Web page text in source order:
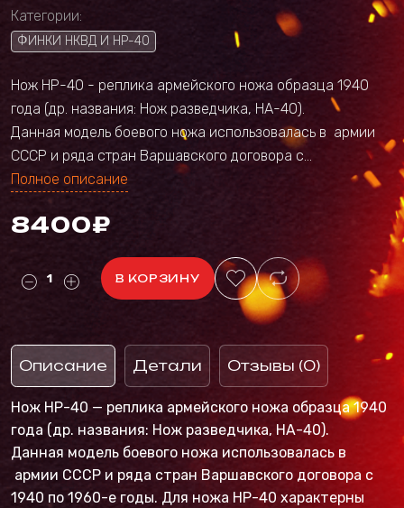
Категории:
ФИНКИ НКВД И НР-40
Нож НР-40 - реплика армейского ножа образца 1940
года (др. названия: Нож разведчика, НА-40).
Данная модель боевого ножа использовалась в армии
СССР и ряда стран Варшавского договора с...
Полное описание
8400₽
В КОРЗИНУ
Описание Детали Отзывы (0)
Нож НР-40 — реплика армейского ножа образца 1940
года (др. названия: Нож разведчика, НА-40).
Данная модель боевого ножа использовалась в
армии СССР и ряда стран Варшавского договора с
1940 по 1960-е годы. Для ножа НР-40 характерны